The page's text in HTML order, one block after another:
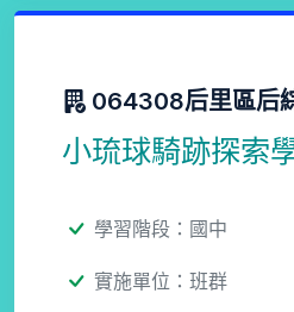
064308后里區后
小琉球騎跡探索
學習階段：國中
實施單位：班群